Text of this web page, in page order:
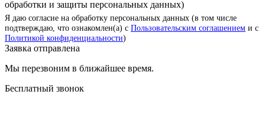
обработки и защиты персональных данных)
Я даю согласие на обработку персональных данных (в том числе
подтверждаю, что ознакомлен(а) с Пользовательским соглашением и с
Политикой конфиденциальности)
Заявка отправлена
Мы перезвоним в ближайшее время.
Бесплатный звонок